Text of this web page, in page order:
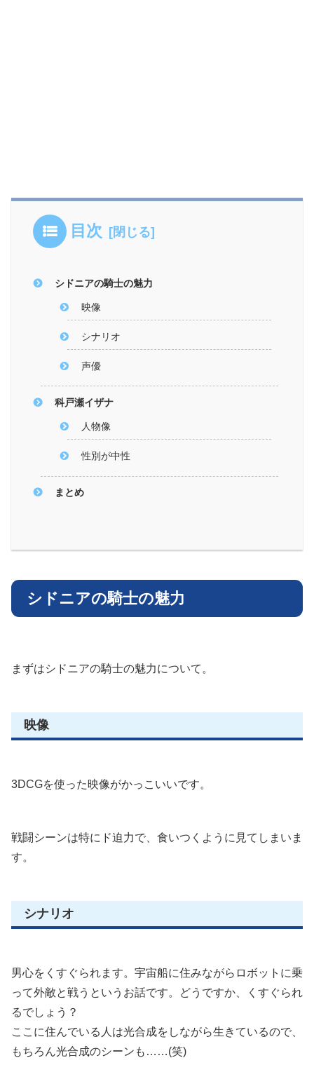
目次
シドニアの騎士の魅力
映像
シナリオ
声優
科戸瀬イザナ
人物像
性別が中性
まとめ
シドニアの騎士の魅力
まずはシドニアの騎士の魅力について。
映像
3DCGを使った映像がかっこいいです。
戦闘シーンは特にド迫力で、食いつくように見てしまいま
す。
シナリオ
男心をくすぐられます。宇宙船に住みながらロボットに乗
って外敵と戦うというお話です。どうですか、くすぐられ
るでしょう？
ここに住んでいる人は光合成をしながら生きているので、
もちろん光合成のシーンも……(笑)